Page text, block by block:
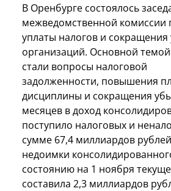
В Оренбурге состоялось
межведомственной комиссии
уплаты налогов и
организаций. Основной
стали вопросы налоговой
задолженности, повышения
дисциплины и сокращения
месяцев в доход
поступило налоговых и
сумме 67,4 миллиардов
недоимки
состоянию на 1 ноября
составила 2,3 миллиардов